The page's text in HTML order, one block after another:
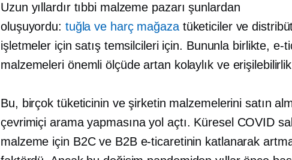
Uzun yıllardır tıbbi malzeme pazarı şunlardan
oluşuyordu: tuğla ve harçmağazatüketiciler ve
işletmeler için satış temsilcileri için. Bununla birlikte, e-
malzemeleri önemli ölçüde artan kolaylık ve
Bu, birçok tüketicinin ve şirketin malzemelerini satın
çevrimiçi arama yapmasına yol açtı. Küresel COVID
malzeme için B2C ve B2B e-ticaretinin katlanarak